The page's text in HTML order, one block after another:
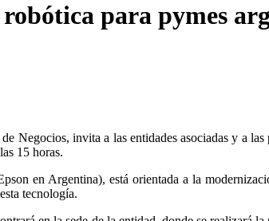
para pymes
Negocios, invita a las entidades asociadas y a
15 horas.
en Argentina), está orientada a la
tecnología.